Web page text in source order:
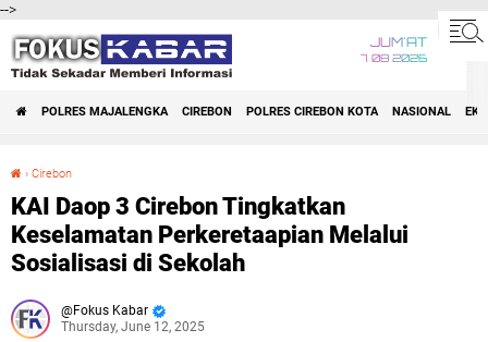
-->
JUM'AT
7 08 2026
POLRES MAJALENGKA CIREBON POLRES CIREBON KOTA NASIONAL
› Cirebon
KAI Daop 3 Cirebon Tingkatkan
Keselamatan Perkeretaapian Melalui
Sosialisasi di Sekolah
Fokus Kabar
Thursday, June 12, 2025